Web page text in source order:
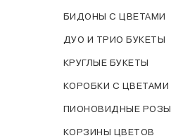
БИДОНЫ С ЦВЕТАМИ
ДУО И ТРИО БУКЕТЫ
КРУГЛЫЕ БУКЕТЫ
КОРОБКИ С ЦВЕТАМИ
ПИОНОВИДНЫЕ РОЗЫ
КОРЗИНЫ ЦВЕТОВ